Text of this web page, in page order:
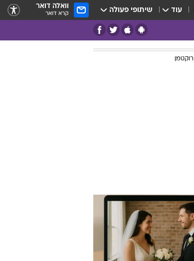
עוד שיתופי פעולה וואלה דואר
קרא דואר
רוקטמן